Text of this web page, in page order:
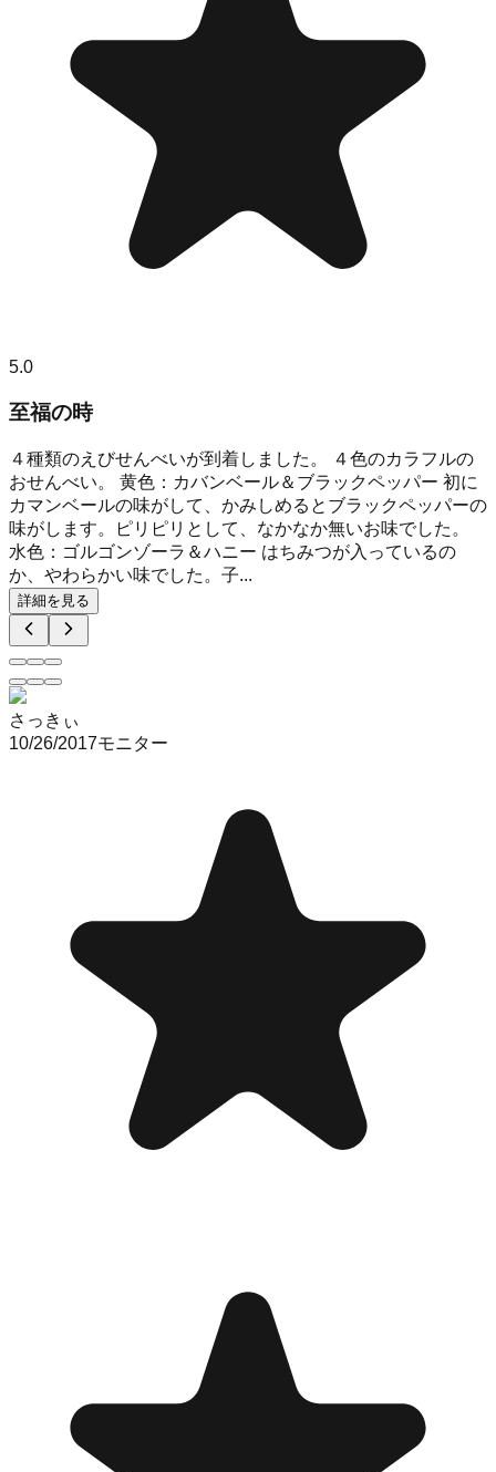
5.0
至福の時
４種類のえびせんべいが到着しました。 ４色のカラフルの
おせんべい。 黄色：カバンベール＆ブラックペッパー 初に
カマンベールの味がして、かみしめるとブラックペッパーの
味がします。ピリピリとして、なかなか無いお味でした。
水色：ゴルゴンゾーラ＆ハニー はちみつが入っているの
か、やわらかい味でした。子...
詳細を見る
さっきぃ
10/26/2017モニター